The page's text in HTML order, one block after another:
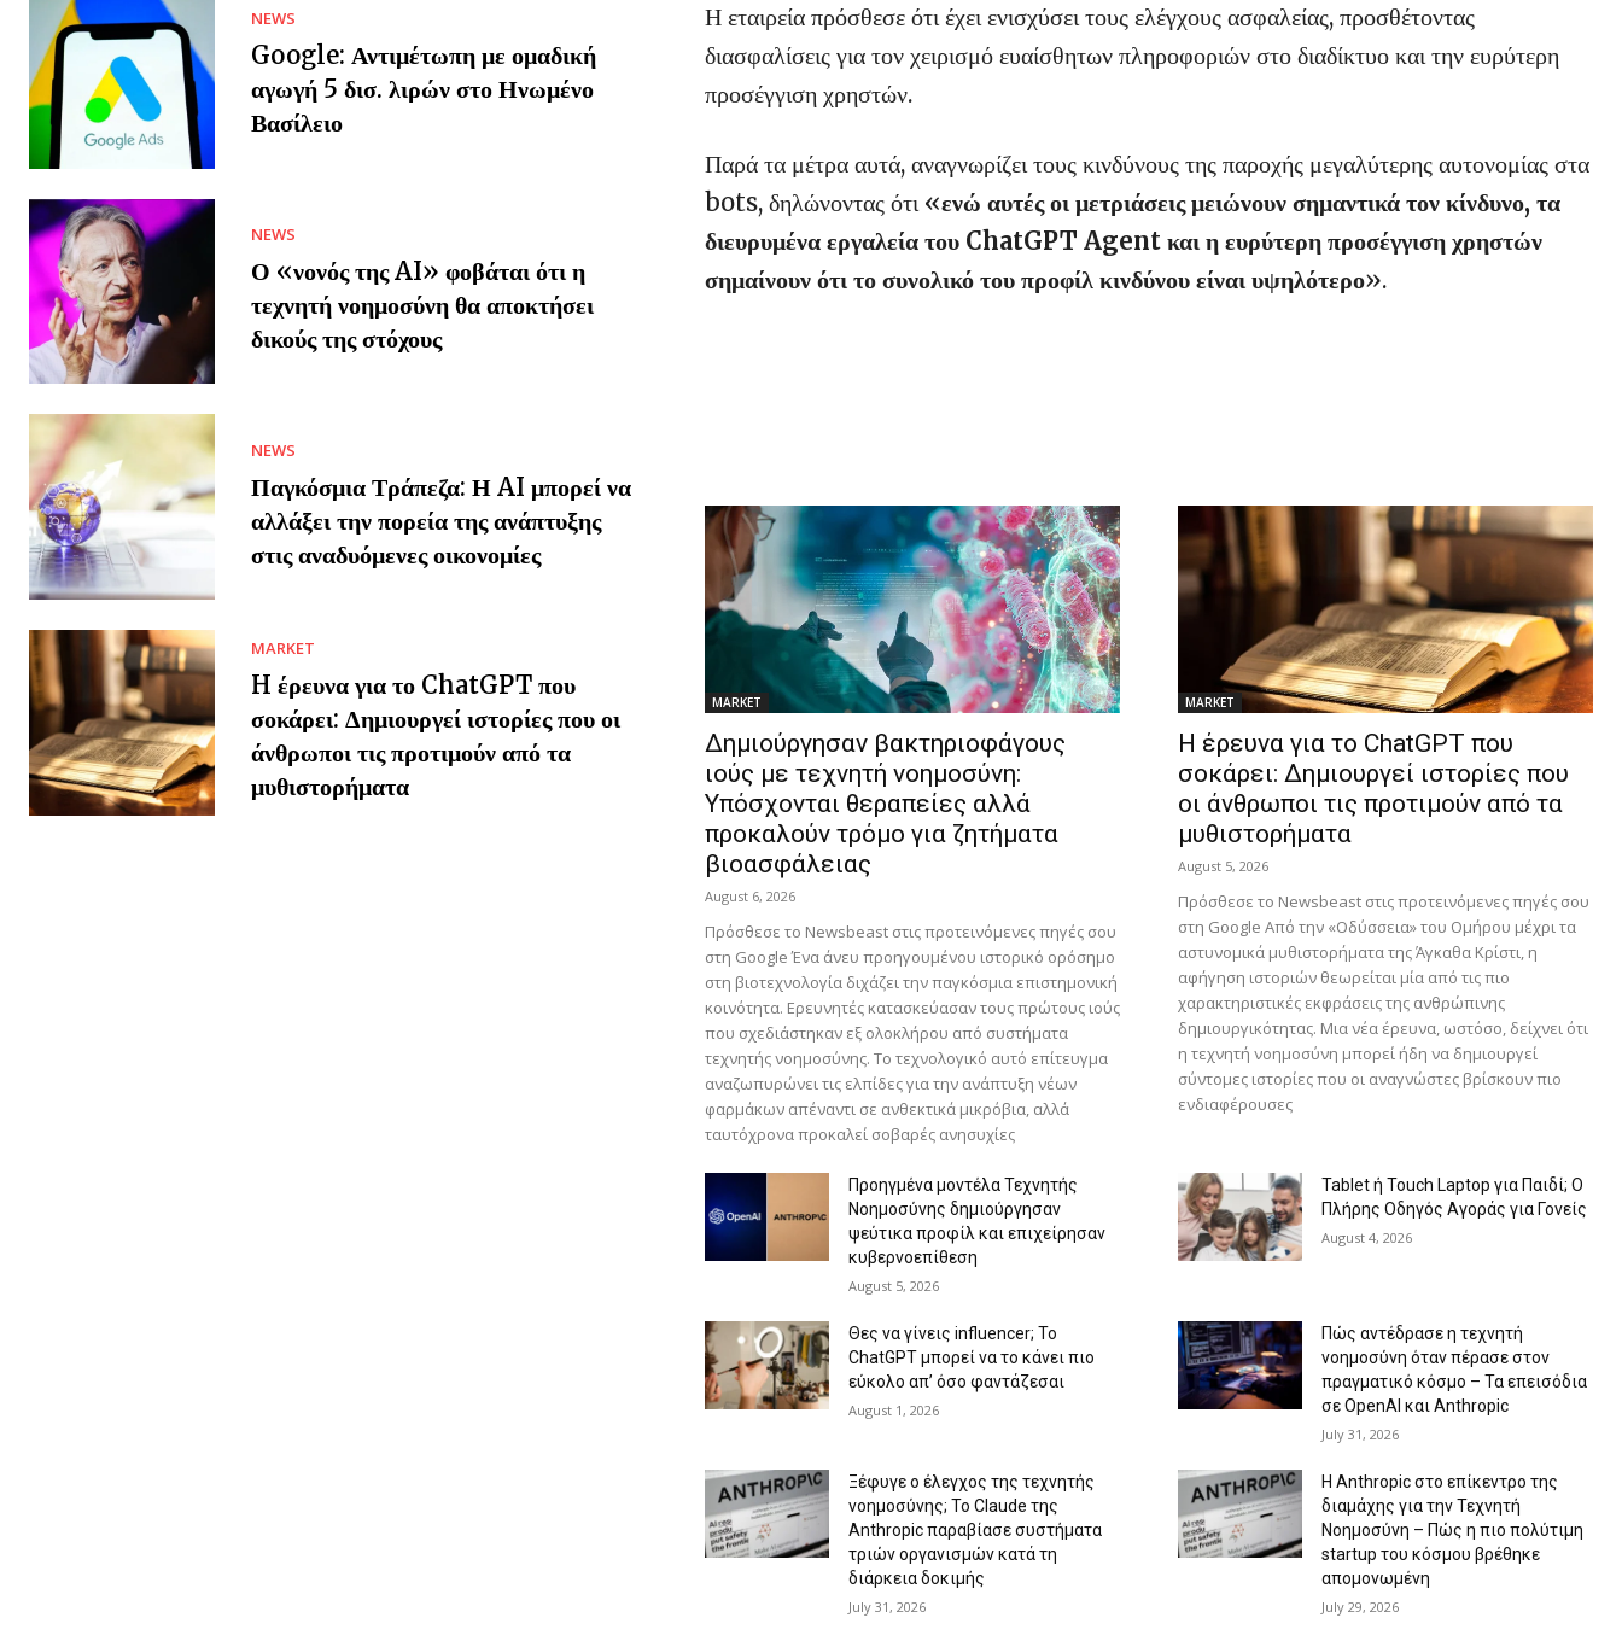
NEWS
Google: Αντιμέτωπη με ομαδική
αγωγή 5 δισ. λιρών στο Ηνωμένο
Βασίλειο
NEWS
Ο «νονός της AI» φοβάται ότι η
τεχνητή νοημοσύνη θα αποκτήσει
δικούς της στόχους
NEWS
Παγκόσμια Τράπεζα: Η AI μπορεί να
αλλάξει την πορεία της ανάπτυξης
στις αναδυόμενες οικονομίες
MARKET
H έρευνα για το ChatGPT που
σοκάρει: Δημιουργεί ιστορίες που οι
άνθρωποι τις προτιμούν από τα
μυθιστορήματα
Η εταιρεία πρόσθεσε ότι έχει ενισχύσει τους ελέγχους ασφαλείας, προσθέτοντας
διασφαλίσεις για τον χειρισμό ευαίσθητων πληροφοριών στο διαδίκτυο και την ευρύτερη
προσέγγιση χρηστών.
Παρά τα μέτρα αυτά, αναγνωρίζει τους κινδύνους της παροχής μεγαλύτερης αυτονομίας στα
bots, δηλώνοντας ότι «ενώ αυτές οι μετριάσεις μειώνουν σημαντικά τον κίνδυνο, τα
διευρυμένα εργαλεία του ChatGPT Agent και η ευρύτερη προσέγγιση χρηστών
σημαίνουν ότι το συνολικό του προφίλ κινδύνου είναι υψηλότερο».
MARKET
Δημιούργησαν βακτηριοφάγους
ιούς με τεχνητή νοημοσύνη:
Υπόσχονται θεραπείες αλλά
προκαλούν τρόμο για ζητήματα
βιοασφάλειας
August 6, 2026
Πρόσθεσε το Newsbeast στις προτεινόμενες πηγές σου
στη Google Ένα άνευ προηγουμένου ιστορικό ορόσημο
στη βιοτεχνολογία διχάζει την παγκόσμια επιστημονική
κοινότητα. Ερευνητές κατασκεύασαν τους πρώτους ιούς
που σχεδιάστηκαν εξ ολοκλήρου από συστήματα
τεχνητής νοημοσύνης. Το τεχνολογικό αυτό επίτευγμα
αναζωπυρώνει τις ελπίδες για την ανάπτυξη νέων
φαρμάκων απέναντι σε ανθεκτικά μικρόβια, αλλά
ταυτόχρονα προκαλεί σοβαρές ανησυχίες
MARKET
H έρευνα για το ChatGPT που
σοκάρει: Δημιουργεί ιστορίες που
οι άνθρωποι τις προτιμούν από τα
μυθιστορήματα
August 5, 2026
Πρόσθεσε το Newsbeast στις προτεινόμενες πηγές σου
στη Google Από την «Οδύσσεια» του Ομήρου μέχρι τα
αστυνομικά μυθιστορήματα της Άγκαθα Κρίστι, η
αφήγηση ιστοριών θεωρείται μία από τις πιο
χαρακτηριστικές εκφράσεις της ανθρώπινης
δημιουργικότητας. Μια νέα έρευνα, ωστόσο, δείχνει ότι
η τεχνητή νοημοσύνη μπορεί ήδη να δημιουργεί
σύντομες ιστορίες που οι αναγνώστες βρίσκουν πιο
ενδιαφέρουσες
Προηγμένα μοντέλα Τεχνητής
Νοημοσύνης δημιούργησαν
ψεύτικα προφίλ και επιχείρησαν
κυβερνοεπίθεση
August 5, 2026
Tablet ή Touch Laptop για Παιδί; Ο
Πλήρης Οδηγός Αγοράς για Γονείς
August 4, 2026
Θες να γίνεις influencer; Το
ChatGPT μπορεί να το κάνει πιο
εύκολο απ’ όσο φαντάζεσαι
August 1, 2026
Πώς αντέδρασε η τεχνητή
νοημοσύνη όταν πέρασε στον
πραγματικό κόσμο – Τα επεισόδια
σε OpenAI και Anthropic
July 31, 2026
Ξέφυγε ο έλεγχος της τεχνητής
νοημοσύνης; Το Claude της
Anthropic παραβίασε συστήματα
τριών οργανισμών κατά τη
διάρκεια δοκιμής
July 31, 2026
Η Anthropic στο επίκεντρο της
διαμάχης για την Τεχνητή
Νοημοσύνη – Πώς η πιο πολύτιμη
startup του κόσμου βρέθηκε
απομονωμένη
July 29, 2026